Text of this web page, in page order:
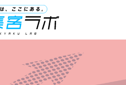
SHUKYAKU LAB